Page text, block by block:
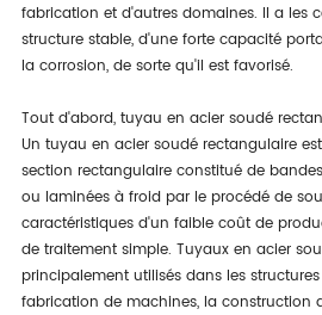
fabrication et d'autres domaines. Il a les
structure stable, d'une forte capacité
la corrosion, de sorte qu'il est favorisé.
Tout d'abord, tuyau en acier soudé
Un tuyau en acier soudé rectangulaire
section rectangulaire constitué de
ou laminées à froid par le procédé de
caractéristiques d'un faible coût de
de traitement simple. Tuyaux en acier
principalement utilisés dans les
fabrication de machines, la construction